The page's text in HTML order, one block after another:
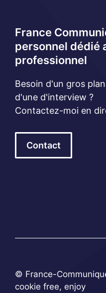
France
personnel dédié
professionnel
Besoin d'un gros
d'une d'interview ?
Contactez-moi en
Contact
© France-
cookie free, enjoy